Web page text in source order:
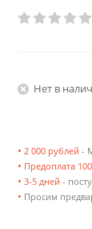
Нет в
• 2 000 рублей -
• Предоплата
• 3-5 дней -
• Просим